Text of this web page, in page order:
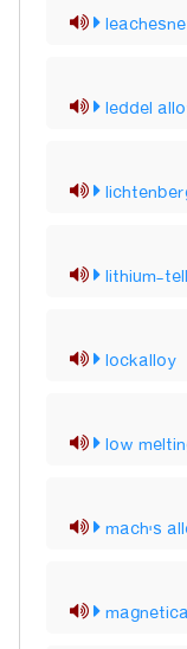
leddel
lithium-
lockalloy
low
mach's